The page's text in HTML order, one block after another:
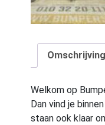
Omschrijving
Welkom op
Dan vind je
staan ook klaar